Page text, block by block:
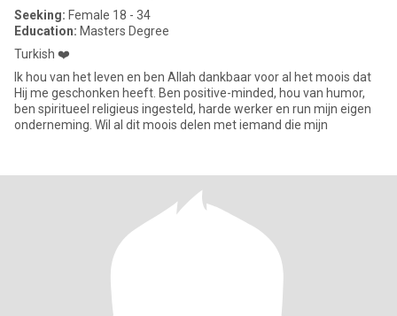
Seeking: Female 18 - 34
Education: Masters Degree
Turkish ❤️
Ik hou van het leven en ben Allah dankbaar voor al het moois dat
Hij me geschonken heeft. Ben positive-minded, hou van humor,
ben spiritueel religieus ingesteld, harde werker en run mijn eigen
onderneming. Wil al dit moois delen met iemand die mijn